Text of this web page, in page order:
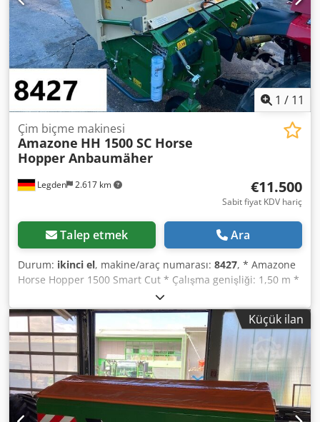
1 / 11
Legden 2.617 km
Çim biçme makinesi
Amazone HH 1500 SC Horse
Hopper Anbaumäher
€11.500
Sabit fiyat KDV hariç
Talep etmek Ara
Durum: ikinci el, makine/araç numarası: 8427, * Amazone
Horse Hopper 1500 Smart Cut * Çalışma genişliği: 1,50 m *
1.500 l toplama haznesi kapasitesi * Traktör 3-nokta askı
sistemi * H60 bıçak sistemi * Destek tekerlekleri * Malç
donanımı * Serbest tekerlekli şaft * Hidrolik taban
boşaltmalı toplama haznesi * Dönüş hızı: 2.650 dev/dak *
Doluluk göstergesi -----Dahili araç numarası: 8427
WhatsApp desteği mevcut! Dcjdperhy H Refx Ai Nok
Makine hakkında sorularınız veya daha fazla bilgi için bize
kolayca WhatsApp üzerinden ulaşabilirsiniz. Whatsapp
Whatsapp ----Hatalar ve ara satış hakkı saklıdır.
Küçük ilan